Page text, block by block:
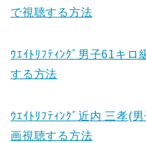
で視聴する方法
ｳｴｲﾄﾘﾌﾃｨﾝｸﾞ男子61キロ
する方法
ｳｴｲﾄﾘﾌﾃｨﾝｸﾞ近内 三孝(
画視聴する方法